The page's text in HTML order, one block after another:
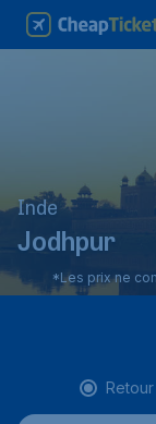
Inde
Jodhpur
*Les prix ne
Retour